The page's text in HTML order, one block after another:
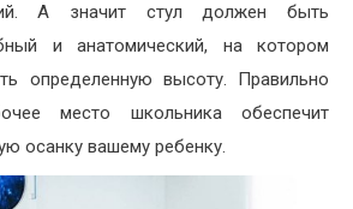
А значит стул должен быть
и анатомический, на котором
определенную высоту. Правильно
место школьника обеспечит
осанку вашему ребенку.